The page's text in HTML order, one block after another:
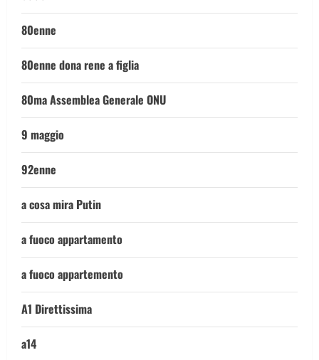
80enne
80enne dona rene a figlia
80ma Assemblea Generale ONU
9 maggio
92enne
a cosa mira Putin
a fuoco appartamento
a fuoco appartemento
A1 Direttissima
a14